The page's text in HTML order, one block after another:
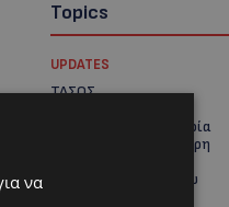
Topics
UPDATES
ΤΑΣΟΣ
συγκλονιστική ιστορία
του 12χρονου Δημήτρη
12.500 ευρώ που του
να